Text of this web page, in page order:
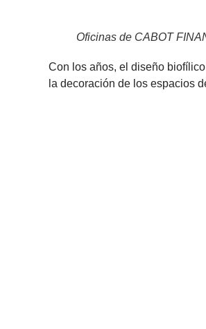
Oficinas de CABOT
Con los años, el diseño
la decoración de los espacios